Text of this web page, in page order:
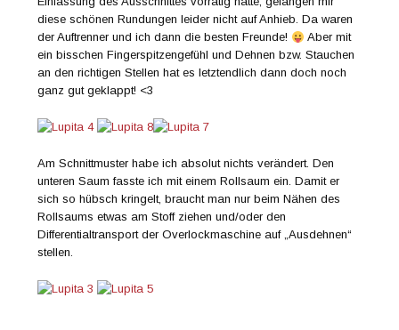
diese schönen Rundungen leider nicht auf Anhieb. Da waren
der Auftrenner und ich dann die besten Freunde!
Aber mit
ein bisschen Fingerspitzengefühl und Dehnen bzw. Stauchen
an den richtigen Stellen hat es letztendlich dann doch noch
ganz gut geklappt! <3
Am Schnittmuster habe ich absolut nichts verändert. Den
unteren Saum fasste ich mit einem Rollsaum ein. Damit er
sich so hübsch kringelt, braucht man nur beim Nähen des
Rollsaums etwas am Stoff ziehen und/oder den
Differentialtransport der Overlockmaschine auf „Ausdehnen“
stellen.